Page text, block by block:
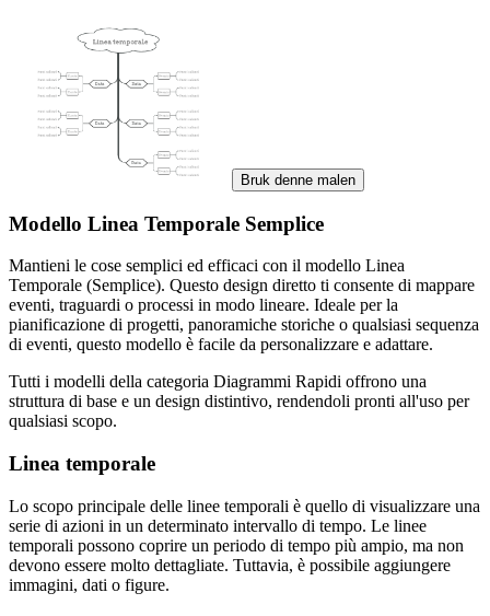
Bruk denne malen
Modello Linea Temporale Semplice
Mantieni le cose semplici ed efficaci con il modello Linea
Temporale (Semplice). Questo design diretto ti consente di mappare
eventi, traguardi o processi in modo lineare. Ideale per la
pianificazione di progetti, panoramiche storiche o qualsiasi sequenza
di eventi, questo modello è facile da personalizzare e adattare.
Tutti i modelli della categoria Diagrammi Rapidi offrono una
struttura di base e un design distintivo, rendendoli pronti all'uso per
qualsiasi scopo.
Linea temporale
Lo scopo principale delle linee temporali è quello di visualizzare una
serie di azioni in un determinato intervallo di tempo. Le linee
temporali possono coprire un periodo di tempo più ampio, ma non
devono essere molto dettagliate. Tuttavia, è possibile aggiungere
immagini, dati o figure.